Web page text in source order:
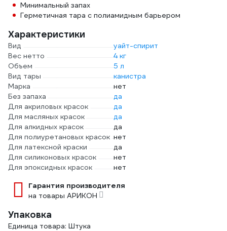
Минимальный запах
Герметичная тара с полиамидным барьером
Характеристики
Вид
уайт-спирит
Вес нетто
4 кг
Объем
5 л
Вид тары
канистра
Марка
нет
Без запаха
да
Для акриловых красок
да
Для масляных красок
да
Для алкидных красок
да
Для полиуретановых красок нет
Для латексной краски
да
Для силиконовых красок
нет
Для эпоксидных красок
нет
Гарантия производителя
на товары АРИКОН
Упаковка
Единица товара: Штука